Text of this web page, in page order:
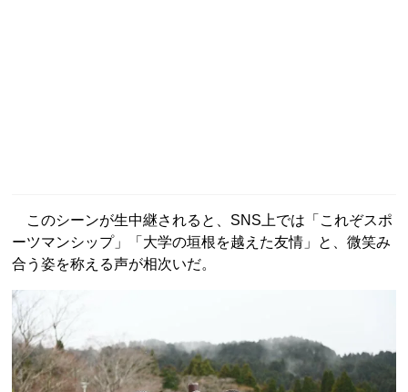
このシーンが生中継されると、SNS上では「これぞスポ
ーツマンシップ」「大学の垣根を越えた友情」と、微笑み
合う姿を称える声が相次いだ。